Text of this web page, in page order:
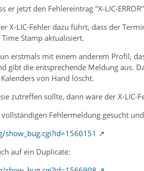
TRIGGER;VALUE=DURATION:-PT15M
er jetzt den Fehlereintrag "X-LIC-
X-LIC-Fehler dazu führt, dass der
Stamp aktualisiert.
erstmals mit einem anderem Profil,
gibt die entsprechende Meldung aus.
von Hand löscht.
zutreffen sollte, dann wäre der X-LIC-
Fehlermeldung gesucht
auf ein Duplicate: